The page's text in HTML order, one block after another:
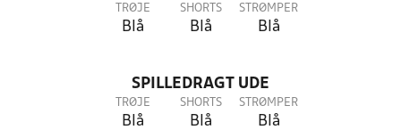
TRØJE
Blå
SHORTS
Blå
STRØMPER
Blå
SPILLEDRAGT UDE
TRØJE
Blå
SHORTS
Blå
STRØMPER
Blå